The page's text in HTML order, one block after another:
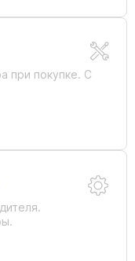
при покупке. С